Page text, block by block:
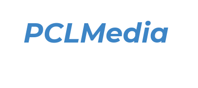
PCLMedia